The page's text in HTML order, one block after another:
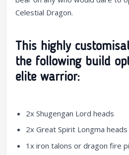
Celestial Dragon.
This highly
the following build
elite warrior:
2x Shugengan Lord heads
2x Great Spirit Longma heads
1x iron talons or dragon fire